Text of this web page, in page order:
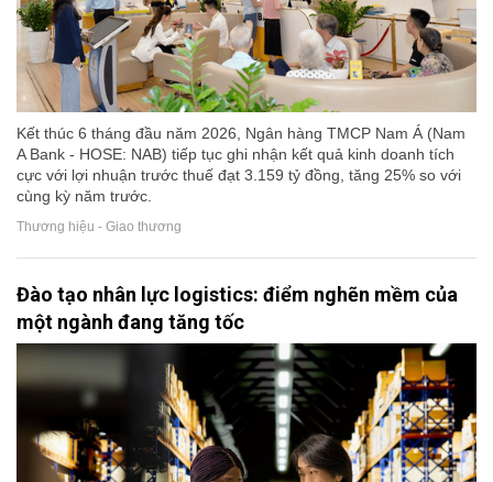
Kết thúc 6 tháng đầu năm 2026, Ngân hàng TMCP Nam Á (Nam
A Bank - HOSE: NAB) tiếp tục ghi nhận kết quả kinh doanh tích
cực với lợi nhuận trước thuế đạt 3.159 tỷ đồng, tăng 25% so với
cùng kỳ năm trước.
Thương hiệu - Giao thương
Đào tạo nhân lực logistics: điểm nghẽn mềm của
một ngành đang tăng tốc